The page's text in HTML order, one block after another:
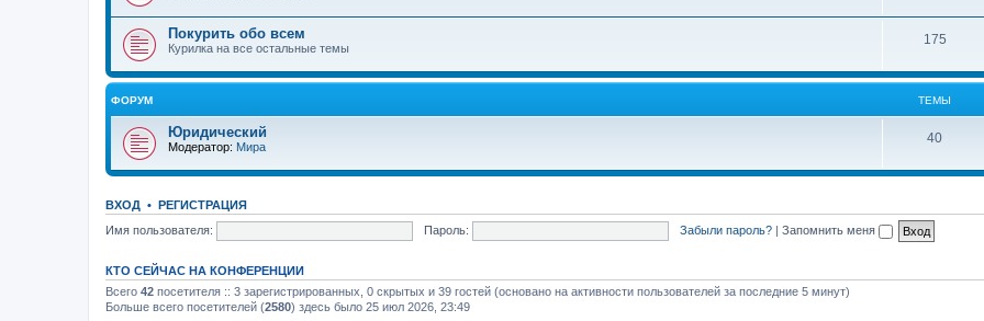
Покурить обо всем
Курилка на все остальные темы
175
ФОРУМ ТЕМЫ
Юридический
Модератор: Мира
40
ВХОД • РЕГИСТРАЦИЯ
Имя пользователя:
Пароль: Забыли пароль? | Запомнить меня
КТО СЕЙЧАС НА КОНФЕРЕНЦИИ
Всего 42 посетителя :: 3 зарегистрированных, 0 скрытых и 39 гостей (основано на активности пользователей за последние 5 минут)
Больше всего посетителей (2580) здесь было 25 июл 2026, 23:49